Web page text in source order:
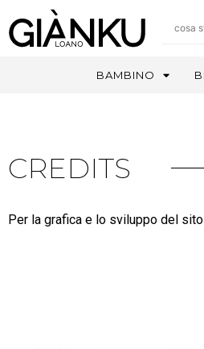
BAMBINO
CREDITS
Per la grafica e lo sviluppo del